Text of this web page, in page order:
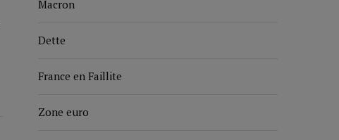
Macron
Dette
France en Faillite
Zone euro